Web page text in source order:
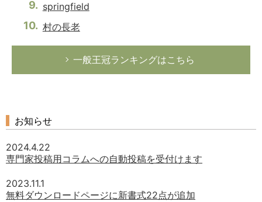
springfield
村の長老
一般王冠ランキングはこちら
お知らせ
2024.4.22
専門家投稿用コラムへの自動投稿を受付けます
2023.11.1
無料ダウンロードページに新書式22点が追加